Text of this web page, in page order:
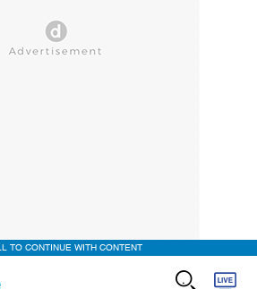
TO CONTINUE WITH CONTENT